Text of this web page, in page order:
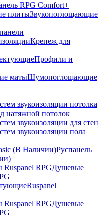
RPG Comfort+
Звукопоглощающие
Крепеж для
Профили и
Шумопоглощающие
звукоизоляции потолка
натяжной потолок
звукоизоляции для стен
звукоизоляции пола
Руспанель
Душевые
Ruspanel
Душевые